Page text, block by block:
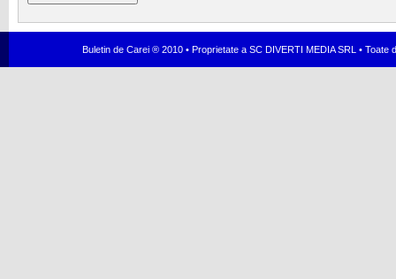
Buletin de Carei ® 2010 • Proprietate a SC DIVERTI MEDIA SRL •